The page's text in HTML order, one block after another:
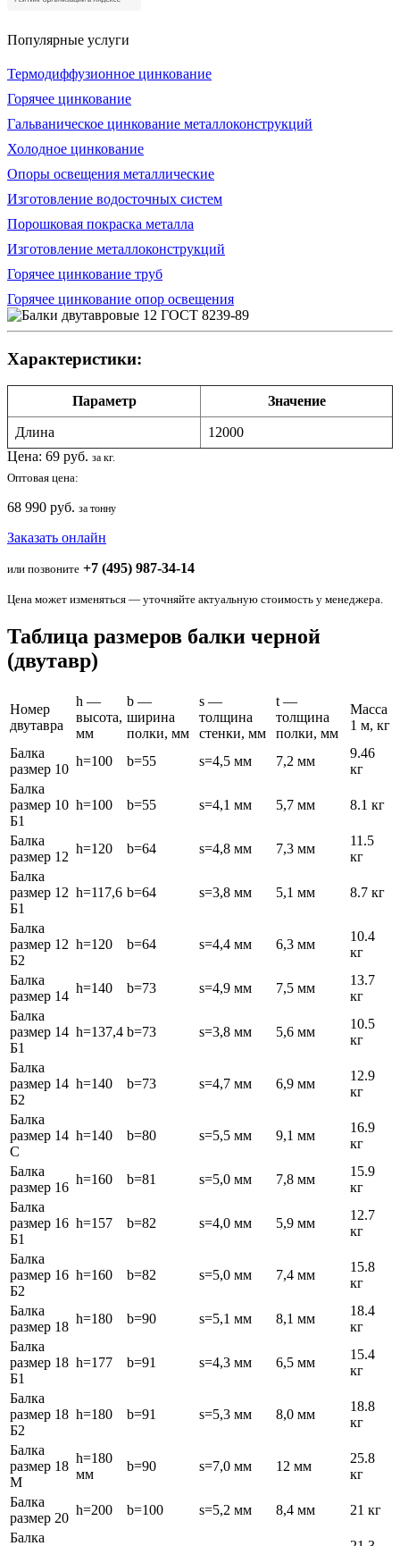
Популярные услуги
Термодиффузионное цинкование
Горячее цинкование
Гальваническое цинкование металлоконструкций
Холодное цинкование
Опоры освещения металлические
Изготовление водосточных систем
Порошковая покраска металла
Изготовление металлоконструкций
Горячее цинкование труб
Горячее цинкование опор освещения
Характеристики:
Параметр Значение
Длина
12000
Цена: 69 руб. за кг.
Оптовая цена:
68 990 руб. за тонну
Заказать онлайн
или позвоните +7 (495) 987-34-14
Цена может изменяться — уточняйте актуальную стоимость у менеджера.
Таблица размеров балки черной
(двутавр)
Номер
двутавра
h —
высота,
мм
b —
ширина
полки, мм
s —
толщина
стенки, мм
t —
толщина
полки, мм
Масса
1 м, кг
Балка
размер 10
h=100 b=55 s=4,5 мм 7,2 мм
9.46
кг
Балка
размер 10
Б1
h=100 b=55 s=4,1 мм 5,7 мм 8.1 кг
Балка
размер 12
h=120 b=64 s=4,8 мм 7,3 мм
11.5
кг
Балка
размер 12
Б1
h=117,6 b=64 s=3,8 мм 5,1 мм 8.7 кг
Балка
размер 12
Б2
h=120 b=64 s=4,4 мм 6,3 мм
10.4
кг
Балка
размер 14
h=140 b=73 s=4,9 мм 7,5 мм
13.7
кг
Балка
размер 14
Б1
h=137,4 b=73 s=3,8 мм 5,6 мм
10.5
кг
Балка
размер 14
Б2
h=140 b=73 s=4,7 мм 6,9 мм
12.9
кг
Балка
размер 14
С
h=140 b=80 s=5,5 мм 9,1 мм
16.9
кг
Балка
размер 16
h=160 b=81 s=5,0 мм 7,8 мм
15.9
кг
Балка
размер 16
Б1
h=157 b=82 s=4,0 мм 5,9 мм
12.7
кг
Балка
размер 16
Б2
h=160 b=82 s=5,0 мм 7,4 мм
15.8
кг
Балка
размер 18
h=180 b=90 s=5,1 мм 8,1 мм
18.4
кг
Балка
размер 18
Б1
h=177 b=91 s=4,3 мм 6,5 мм
15.4
кг
Балка
размер 18
Б2
h=180 b=91 s=5,3 мм 8,0 мм
18.8
кг
Балка
размер 18
М
h=180
мм
b=90 s=7,0 мм 12 мм
25.8
кг
Балка
размер 20
h=200 b=100 s=5,2 мм 8,4 мм
21 кг
Балка